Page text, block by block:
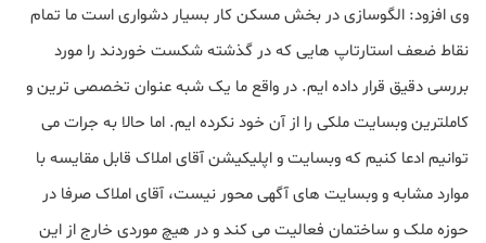
وی افزود: الگوسازی در بخش مسکن کار بسیار دشواری است ما تمام
نقاط ضعف استارتاپ هایی که در گذشته شکست خوردند را مورد
بررسی دقیق قرار داده ایم. در واقع ما یک شبه عنوان تخصصی ترین و
کاملترین وبسایت ملکی را از آن خود نکرده ایم. اما حالا به جرات می
توانیم ادعا کنیم که وبسایت و اپلیکیشن آقای املاک قابل مقایسه با
موارد مشابه و وبسایت های آگهی محور نیست، آقای املاک صرفا در
حوزه ملک و ساختمان فعالیت می کند و در هیچ موردی خارج از این